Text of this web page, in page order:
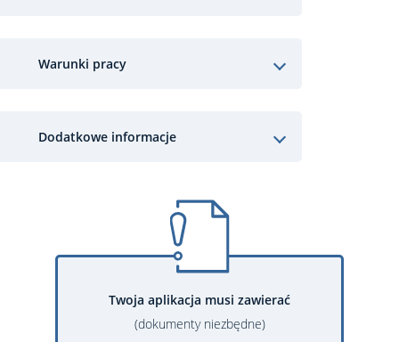
Warunki pracy
Dodatkowe informacje
Twoja aplikacja musi zawierać
(dokumenty niezbędne)